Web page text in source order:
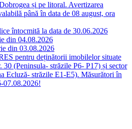
și pe litoral. Avertizarea
până în data de 08 august, ora
întocmită la data de 30.06.2026
din 04.08.2026
din 03.08.2026
pentru deținătorii imobilelor situate
30 (Peninsula- străzile P6- P17) și sector
Ecluză- străzile E1-E5). Măsurători în
07.08.2026!